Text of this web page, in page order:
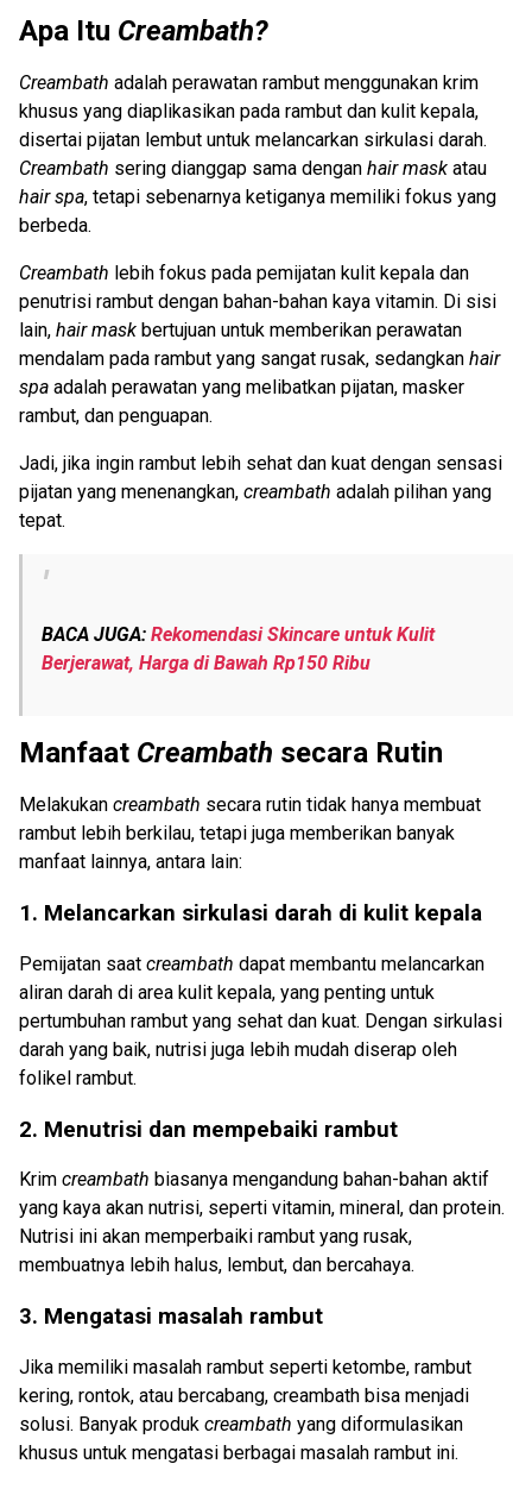
Apa Itu Creambath?
Creambath adalah perawatan rambut menggunakan krim
khusus yang diaplikasikan pada rambut dan kulit kepala,
disertai pijatan lembut untuk melancarkan sirkulasi darah.
Creambath sering dianggap sama dengan hair mask atau
hair spa, tetapi sebenarnya ketiganya memiliki fokus yang
berbeda.
Creambath lebih fokus pada pemijatan kulit kepala dan
penutrisi rambut dengan bahan-bahan kaya vitamin. Di sisi
lain, hair mask bertujuan untuk memberikan perawatan
mendalam pada rambut yang sangat rusak, sedangkan hair
spa adalah perawatan yang melibatkan pijatan, masker
rambut, dan penguapan.
Jadi, jika ingin rambut lebih sehat dan kuat dengan sensasi
pijatan yang menenangkan, creambath adalah pilihan yang
tepat.
BACA JUGA: Rekomendasi Skincare untuk Kulit
Berjerawat, Harga di Bawah Rp150 Ribu
Manfaat Creambath secara Rutin
Melakukan creambath secara rutin tidak hanya membuat
rambut lebih berkilau, tetapi juga memberikan banyak
manfaat lainnya, antara lain:
1. Melancarkan sirkulasi darah di kulit kepala
Pemijatan saat creambath dapat membantu melancarkan
aliran darah di area kulit kepala, yang penting untuk
pertumbuhan rambut yang sehat dan kuat. Dengan sirkulasi
darah yang baik, nutrisi juga lebih mudah diserap oleh
folikel rambut.
2. Menutrisi dan mempebaiki rambut
Krim creambath biasanya mengandung bahan-bahan aktif
yang kaya akan nutrisi, seperti vitamin, mineral, dan protein.
Nutrisi ini akan memperbaiki rambut yang rusak,
membuatnya lebih halus, lembut, dan bercahaya.
3. Mengatasi masalah rambut
Jika memiliki masalah rambut seperti ketombe, rambut
kering, rontok, atau bercabang, creambath bisa menjadi
solusi. Banyak produk creambath yang diformulasikan
khusus untuk mengatasi berbagai masalah rambut ini.